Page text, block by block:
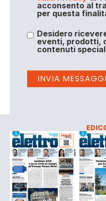
acconsento al
per questa
Desidero
eventi, prodotti,
contenuti